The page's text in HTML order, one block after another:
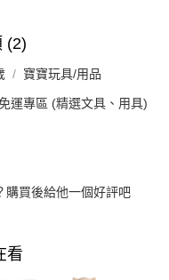
(2)
寶寶玩具/用品
運專區 (精選文具、用具)
購買後給他一個好評吧
看